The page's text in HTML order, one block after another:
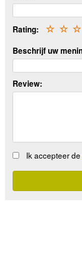
Rating: ☆
☆
☆
Beschrijf uw
Review:
Ik accepteer de